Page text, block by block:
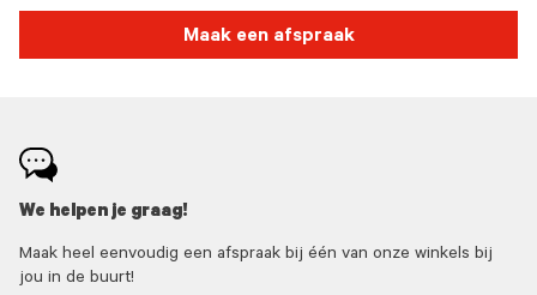
Maak een afspraak
We helpen je graag!
Maak heel eenvoudig een afspraak bij één van onze winkels bij
jou in de buurt!